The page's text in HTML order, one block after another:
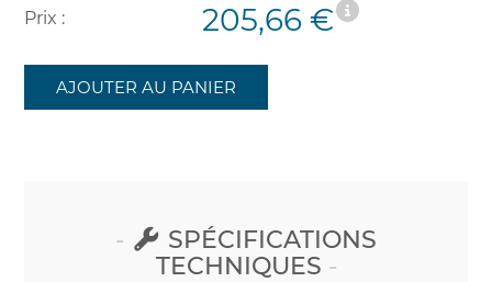
Prix : 205,66 €
AJOUTER AU PANIER
SPÉCIFICATIONS
TECHNIQUES